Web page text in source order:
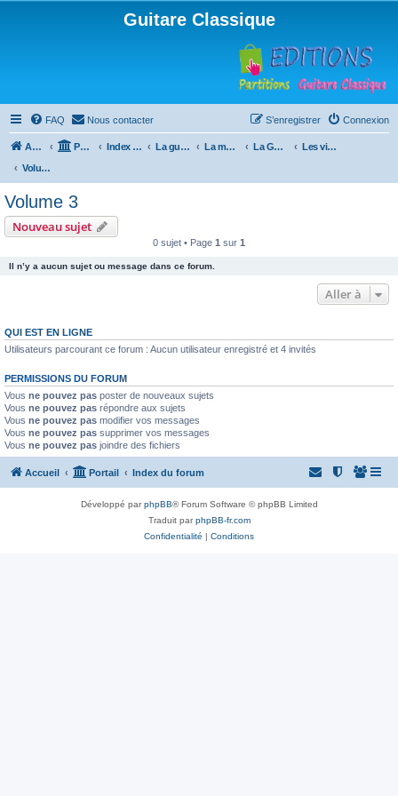
Guitare Classique
FAQ Nous contacter Connexion
S’enregistrer
Accueil Portail Index du forum La guitare : instrument, cours et théorie La méthode à Paulo La Guitare, Paulo da Fontoura
Les vidéos de la méthode
Volume 3
Volume 3
Nouveau sujet
0 sujet • Page 1 sur 1
Il n’y a aucun sujet ou message dans ce forum.
Aller à
QUI EST EN LIGNE
Utilisateurs parcourant ce forum : Aucun utilisateur enregistré et 4 invités
PERMISSIONS DU FORUM
Vous ne pouvez pas poster de nouveaux sujets
Vous ne pouvez pas répondre aux sujets
Vous ne pouvez pas modifier vos messages
Vous ne pouvez pas supprimer vos messages
Vous ne pouvez pas joindre des fichiers
Accueil Portail Index du forum
Développé parphpBB® Forum Software © phpBB Limited
Traduit parphpBB-fr.com
Confidentialité | Conditions